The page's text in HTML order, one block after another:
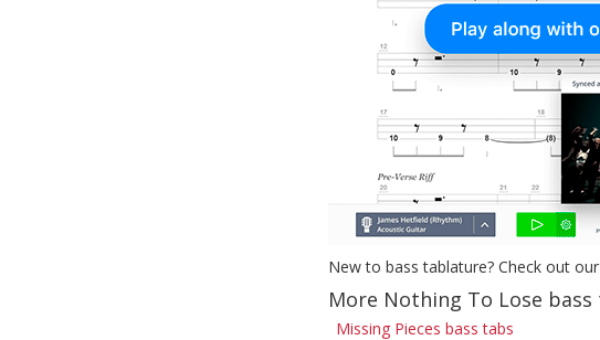
New to bass tablature? Check out
More Nothing To Lose bass
Missing Pieces bass tabs